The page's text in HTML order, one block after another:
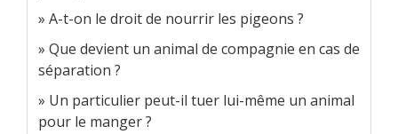
A-t-on le droit de nourrir les pigeons ?
Que devient un animal de compagnie en cas de
séparation ?
Un particulier peut-il tuer lui-même un animal
pour le manger ?